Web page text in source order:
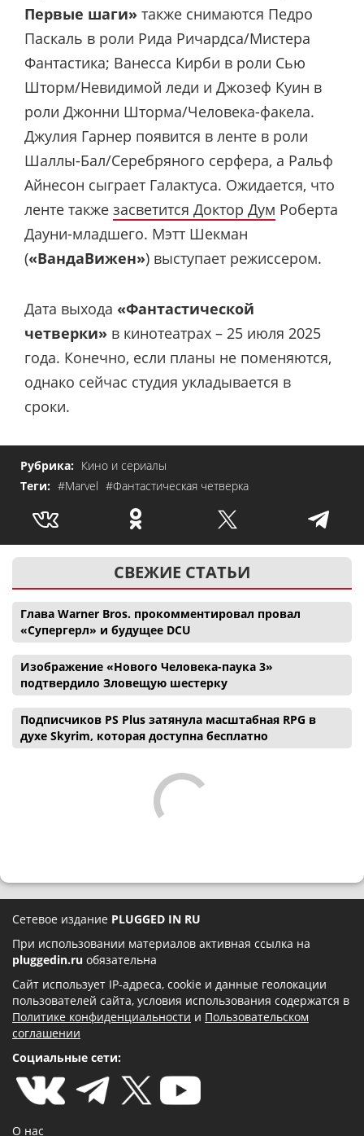
Первые шаги» также снимаются Педро
Паскаль в роли Рида Ричардса/Мистера
Фантастика; Ванесса Кирби в роли Сью
Шторм/Невидимой леди и Джозеф Куин в
роли Джонни Шторма/Человека-факела.
Джулия Гарнер появится в ленте в роли
Шаллы-Бал/Серебряного серфера, а Ральф
Айнесон сыграет Галактуса. Ожидается, что
ленте также засветится Доктор Дум Роберта
Дауни-младшего. Мэтт Шекман
(«ВандаВижен») выступает режиссером.
Дата выхода «Фантастической
четверки» в кинотеатрах – 25 июля 2025
года. Конечно, если планы не поменяются,
однако сейчас студия укладывается в
сроки.
Рубрика: Кино и сериалы
Теги: #Marvel #Фантастическая четверка
СВЕЖИЕ СТАТЬИ
Глава Warner Bros. прокомментировал провал
«Супергерл» и будущее DCU
Изображение «Нового Человека-паука 3»
подтвердило Зловещую шестерку
Подписчиков PS Plus затянула масштабная RPG в
духе Skyrim, которая доступна бесплатно
Сетевое издание PLUGGED IN RU
При использовании материалов активная ссылка на
pluggedin.ru обязательна
Сайт использует IP-адреса, cookie и данные геолокации
пользователей сайта, условия использования содержатся в
Политике конфиденциальности и Пользовательском
соглашении
Социальные сети:
О нас